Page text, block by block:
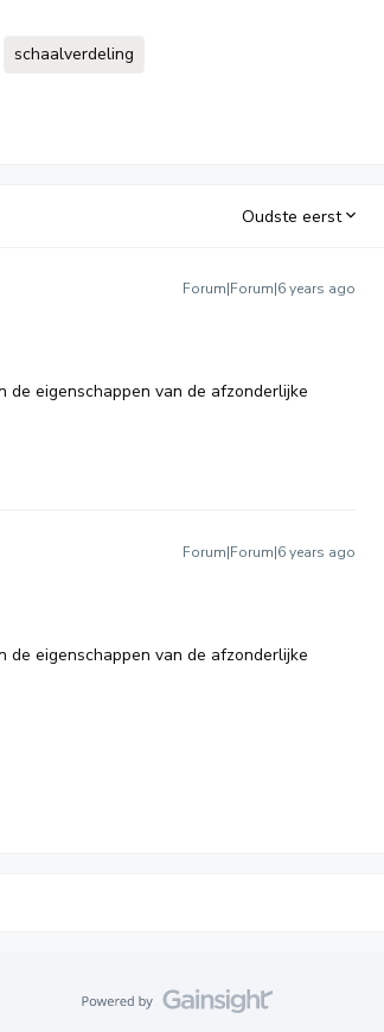
schaalverdeling
Oudste eerst
Forum|Forum|6 years ago
de eigenschappen van de afzonderlijke
Forum|Forum|6 years ago
de eigenschappen van de afzonderlijke